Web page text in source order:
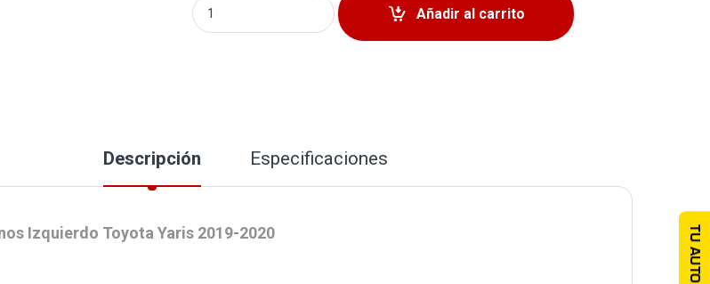
Añadir al carrito
Descripción Especificaciones
Izquierdo Toyota Yaris 2019-2020 TU AUTO